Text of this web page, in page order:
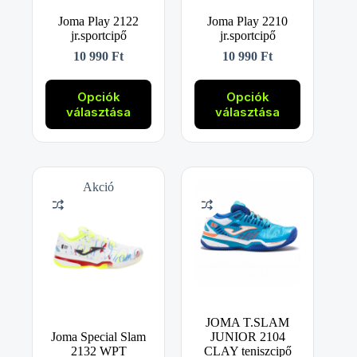
Joma Play 2122
jr.sportcipő
10 990Ft
Opciók
választása
Ennek
a
terméknek
A
változatok
a
ki
Joma Play 2210
jr.sportcipő
10 990Ft
Opciók
választása
Ennek
a
terméknek
A
termékoldalon
választhatók
ki
Akció
Joma Special Slam
2132 WPT
JOMA T.SLAM
JUNIOR 2104
CLAY teniszcipő